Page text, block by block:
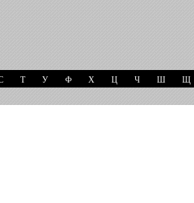
Т У Ф Х Ц Ч Ш Щ